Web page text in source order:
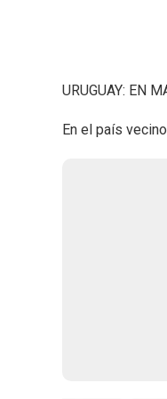
URUGUAY: EN
En el país